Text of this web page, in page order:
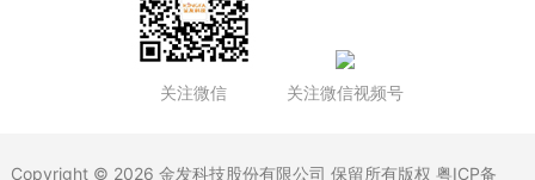
关注微信 关注微信视频号
Copyright © 2026 金发科技股份有限公司 保留所有版权 粤ICP备